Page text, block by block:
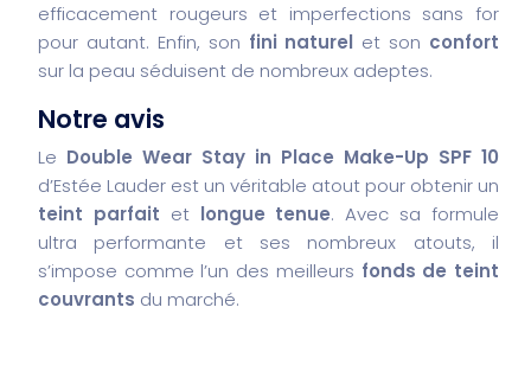
efficacement rougeurs et imperfections sans for
pour autant. Enfin, son fini naturel et son confort
sur la peau séduisent de nombreux adeptes.
Notre avis
Le Double Wear Stay in Place Make-Up SPF 10
d’Estée Lauder est un véritable atout pour obtenir un
teint parfait et longue tenue. Avec sa formule
ultra performante et ses nombreux atouts, il
s’impose comme l’un des meilleurs fonds de teint
couvrants du marché.